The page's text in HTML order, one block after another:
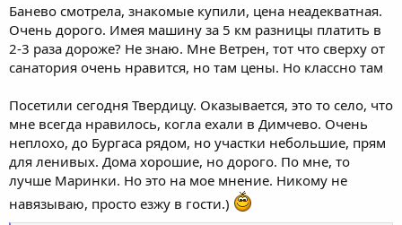
Банево смотрела, знакомые купили, цена неадекватная.
Очень дорого. Имея машину за 5 км разницы платить в
2-3 раза дороже? Не знаю. Мне Ветрен, тот что сверху от
санатория очень нравится, но там цены. Но классно там
Посетили сегодня Твердицу. Оказывается, это то село, что
мне всегда нравилось, когла ехали в Димчево. Очень
неплохо, до Бургаса рядом, но участки небольшие, прям
для ленивых. Дома хорошие, но дорого. По мне, то
лучше Маринки. Но это на мое мнение. Никому не
навязываю, просто езжу в гости.)